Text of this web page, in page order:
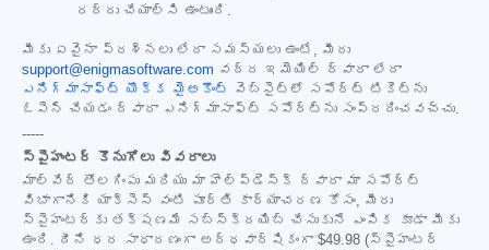
రద్దు చేయాల్సి ఉంటుంది.
మీకు ఏవైనా ప్రశ్నలు లేదా సమస్యలు ఉంటే, మీరు
support@enigmasoftware.com వద్ద ఇమెయిల్ ద్వారా లేదా
ఎనిగ్మాసాఫ్ట్ యొక్క మైఅకౌంట్
వెబ్‌సైట్‌లో సపోర్ట్ టికెట్‌ను
ఓపెన్ చేయడం ద్వారా ఎనిగ్మాసాఫ్ట్ సపోర్ట్‌ను సంప్రదించవచ్చు.
-----
స్పైహంటర్ కొనుగోలు వివరాలు
మాల్‌వేర్ తొలగింపు మరియు మా హెల్ప్‌డెస్క్ ద్వారా మా సపోర్ట్
విభాగానికి యాక్సెస్ వంటి పూర్తి కార్యాచరణ కోసం, మీరు
స్పైహంటర్‌కు తక్షణమే సబ్‌స్క్రయిబ్ చేసుకునే ఎంపిక కూడా మీకు
ఉంది. దీని ధర సాధారణంగా అర్ధవార్షికంగా $49.98 (స్పైహంటర్